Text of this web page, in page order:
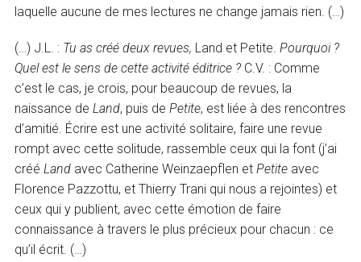
laquelle aucune de mes lectures ne change jamais rien. (…)
(…) J.L. : Tu as créé deux revues, Land et Petite.Pourquoi ?
Quel est le sens de cette activité éditrice ? C.V. : Comme
c’est le cas, je crois, pour beaucoup de revues, la
naissance deLand, puis dePetite, est liée à des rencontres
d’amitié. Écrire est une activité solitaire, faire une revue
rompt avec cette solitude, rassemble ceux qui la font (j’ai
crééLand avec Catherine Weinzaepflen etPetite avec
Florence Pazzottu, et Thierry Trani qui nous a rejointes) et
ceux qui y publient, avec cette émotion de faire
connaissance à travers le plus précieux pour chacun : ce
qu’il écrit. (…)